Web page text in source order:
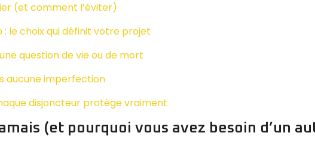
(et comment l’éviter)
le choix qui définit votre projet
question de vie ou de mort
aucune imperfection
disjoncteur protège vraiment
(et pourquoi vous avez besoin d’un